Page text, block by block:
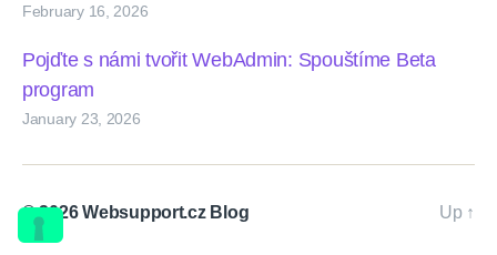
February 16, 2026
Pojďte s námi tvořit WebAdmin: Spouštíme Beta
program
January 23, 2026
© 2026Websupport.cz Blog Up ↑